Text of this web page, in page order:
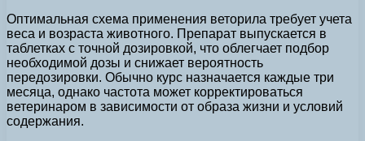
Оптимальная схема применения веторила требует учета
веса и возраста животного. Препарат выпускается в
таблетках с точной дозировкой, что облегчает подбор
необходимой дозы и снижает вероятность
передозировки. Обычно курс назначается каждые три
месяца, однако частота может корректироваться
ветеринаром в зависимости от образа жизни и условий
содержания.